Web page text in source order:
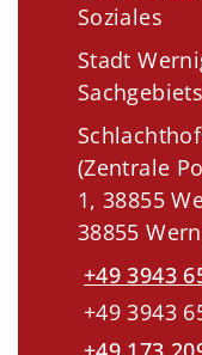
Soziales
Stadt
(Zentrale
1, 38855
38855
+49 3943
+49 3943